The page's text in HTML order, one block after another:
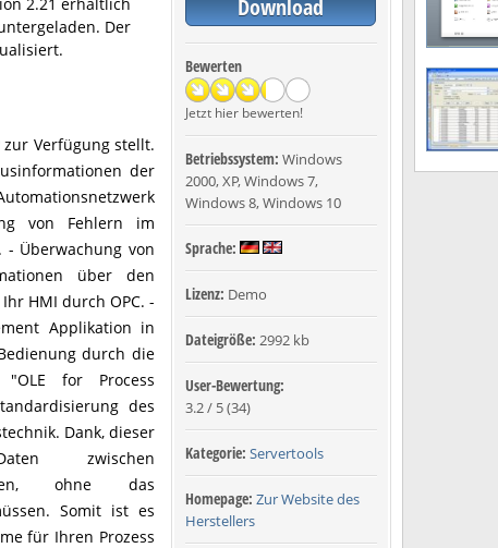
Der
Download
Bewerten
Jetzt hier bewerten!
Betriebssystem: Windows
2000, XP, Windows 7,
Windows 8, Windows 10
Sprache:
Lizenz: Demo
Dateigröße: 2992 kb
User-Bewertung:
3.2/ 5(34)
Kategorie: Servertools
Homepage: Zur Website des
Herstellers
zur Verfügung stellt.
der
von Fehlern im
Überwachung von
über den
HMI durch OPC. -
Applikation in
durch die
"OLE for Process
des
Dank, dieser
zwischen
ohne das
Somit ist es
für Ihren Prozess